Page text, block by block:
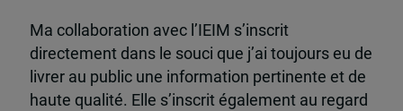
Ma collaboration avec l’IEIM s’inscrit
directement dans le souci que j’ai toujours eu de
livrer au public une information pertinente et de
haute qualité. Elle s’inscrit également au regard